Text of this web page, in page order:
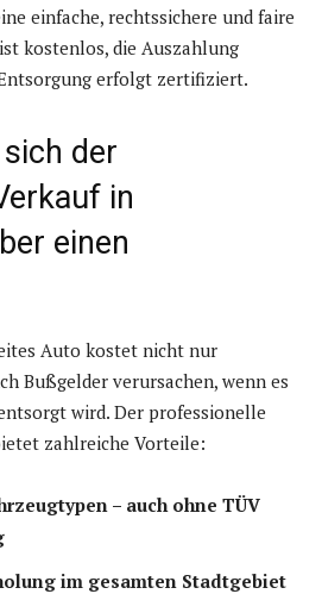
einfache, rechtssichere und faire
kostenlos, die Auszahlung
erfolgt zertifiziert.
der
in
einen
Auto kostet nicht nur
Bußgelder verursachen, wenn es
wird. Der professionelle
zahlreiche Vorteile:
– auch ohne TÜV
im gesamten Stadtgebiet